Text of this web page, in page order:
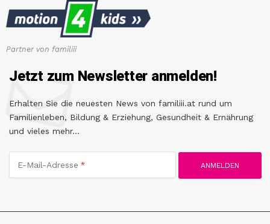
Partner von familiii
Jetzt zum Newsletter anmelden!
Erhalten Sie die neuesten News von familiii.at rund um
Familienleben, Bildung & Erziehung, Gesundheit & Ernährung
und vieles mehr...
E-Mail-Adresse